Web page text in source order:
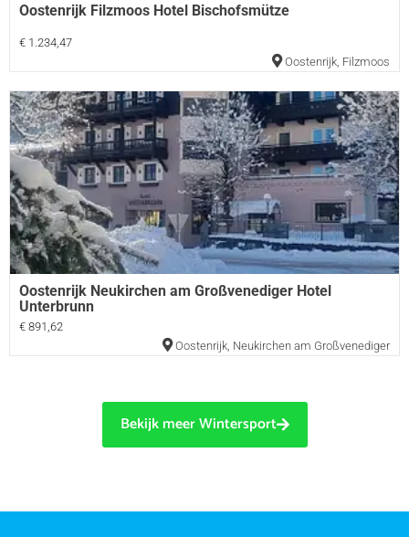
Oostenrijk Filzmoos Hotel Bischofsmütze
€ 1.234,47
Oostenrijk Filzmoos
Oostenrijk Neukirchen am Großvenediger Hotel
Unterbrunn
€ 891,62
Oostenrijk Neukirchen am Großvenediger
Bekijk meer Wintersport